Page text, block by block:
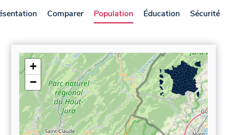
Comparer Population Éducation Sécurité
+
−